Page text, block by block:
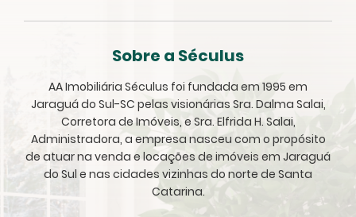
Sobre a Séculus
AA Imobiliária Séculus foi fundada em 1995 em
Jaraguá do Sul-SC pelas visionárias Sra. Dalma Salai,
Corretora de Imóveis, e Sra. Elfrida H. Salai,
Administradora, a empresa nasceu com o propósito
de atuar na venda e locações de imóveis em Jaraguá
do Sul e nas cidades vizinhas do norte de Santa
Catarina.